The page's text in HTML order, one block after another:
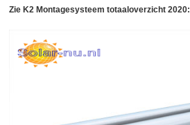
Zie K2 Montagesysteem totaaloverzicht 2020: